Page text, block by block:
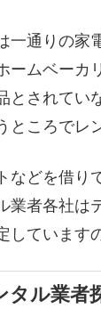
一通りの家
ームベー
とされてい
ところでレ
などを借り
業者各社は
しています
タル業